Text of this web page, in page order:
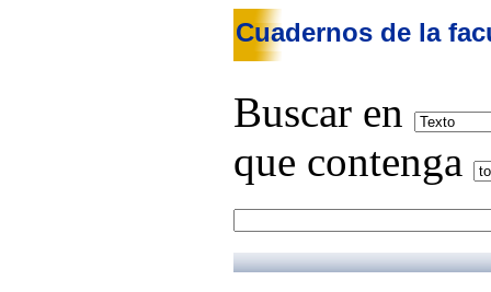
Cuadernos de la
Buscar en
que contenga